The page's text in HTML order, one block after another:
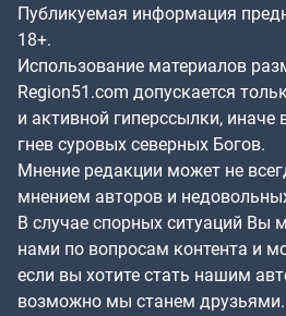
Публикуемая информация
18+.
Использование материалов
Region51.com допускается
и активной гиперссылки,
гнев суровых северных Богов.
Мнение редакции может не
мнением авторов и
В случае спорных ситуаций Вы
нами по вопросам контента и
если вы хотите стать нашим
возможно мы станем друзьями.